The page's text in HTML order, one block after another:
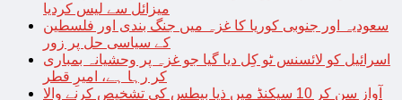
میزائل سے لیس کردیا
سعودیہ اور جنوبی کوریا کا غزہ میں جنگ بندی اور فلسطین
کے سیاسی حل پر زور
اسرائیل کو لائسنس ٹو کِل دیا گیا جو غزہ پر وحشیانہ بمباری
کر رہا ہے، امیرِ قطر
آواز سن کر 10 سیکنڈ میں ذیا بیطس کی تشخیص کرنے والا